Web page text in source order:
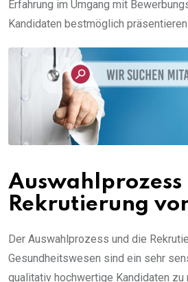
Erfahrung im Umgang mit
Kandidaten bestmöglich
Auswahlprozess
Rekrutierung
Der Auswahlprozess und die
Gesundheitswesen sind ein sehr
qualitativ hochwertige Kandidaten zu